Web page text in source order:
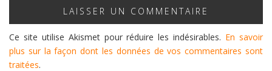
Ce site utilise Akismet pour réduire les indésirables. En savoir
plus sur la façon dont les données de vos commentaires sont
traitées.